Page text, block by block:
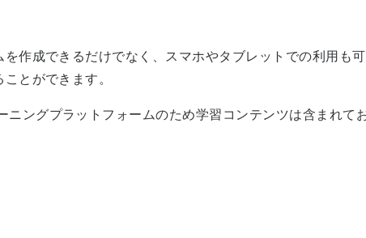
作成できるだけでなく、スマホやタブレットでの利用も
とができます。
ニングプラットフォームのため学習コンテンツは含まれて